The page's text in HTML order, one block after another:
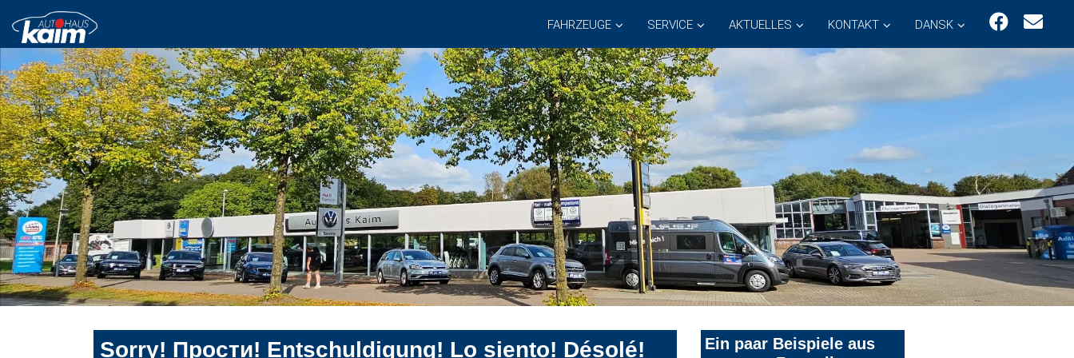
FAHRZEUGE SERVICE AKTUELLES KONTAKT DANSK
Sorry! Прости! Entschuldigung! Lo siento! Désolé!
Ein paar Beispiele aus